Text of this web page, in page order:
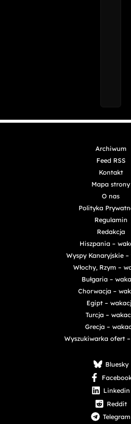
Archiwum
Feed RSS
Kontakt
Mapa strony
O nas
Polityka
Regulamin
Redakcja
Hiszpania –
Wyspy Kanaryjskie –
Włochy, Rzym –
Bułgaria –
Chorwacja –
Egipt –
Turcja –
Grecja –
Wyszukiwarka ofert
Bluesky
Linkedin
Reddit
Telegram